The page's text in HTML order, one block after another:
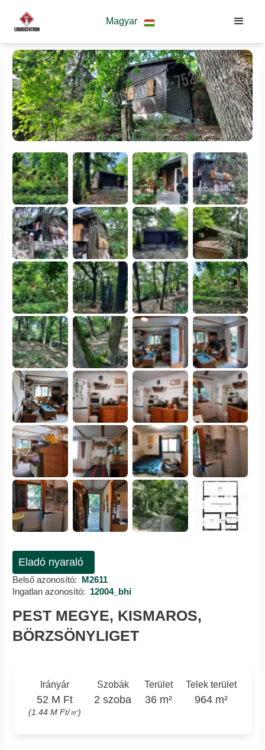
Magyar
Eladó nyaraló
Belső azonosító: M2611
Ingatlan azonosító: 12004_bhi
PEST MEGYE, KISMAROS,
BÖRZSÖNYLIGET
Irányár
52 M Ft
(1.44 M Ft/㎡)
Szobák
2 szoba
Terület
36 m²
Telek terület
964 m²